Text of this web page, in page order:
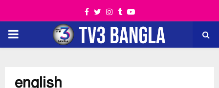
Facebook
TwitterInstagram
TumblrYoutube
PRIMARY
english